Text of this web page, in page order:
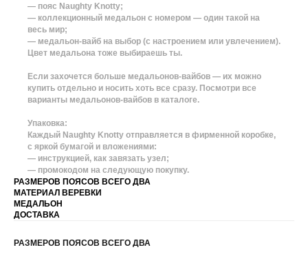
— пояс Naughty Knotty;
— коллекционный медальон с номером — один такой на
весь мир;
— медальон-вайб на выбор (с настроением или увлечением).
Цвет медальона тоже выбираешь ты.
Если захочется больше медальонов-вайбов — их можно
купить отдельно и носить хоть все сразу. Посмотри все
варианты медальонов-вайбов в каталоге.
Упаковка:
Каждый Naughty Knotty отправляется в фирменной коробке,
с яркой бумагой и вложениями:
— инструкцией, как завязать узел;
— промокодом на следующую покупку.
РАЗМЕРОВ ПОЯСОВ ВСЕГО ДВА
МАТЕРИАЛ ВЕРЕВКИ
МЕДАЛЬОН
ДОСТАВКА
РАЗМЕРОВ ПОЯСОВ ВСЕГО ДВА